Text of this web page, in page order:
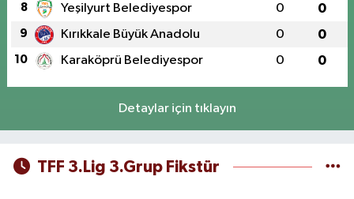
8 Yeşilyurt Belediyespor 0 0
9 Kırıkkale Büyük Anadolu 0 0
10 Karaköprü Belediyespor 0 0
Detaylar için tıklayın
TFF 3.Lig 3.Grup Fikstür